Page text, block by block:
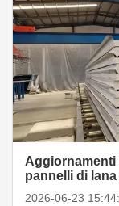
Aggiornamenti
pannelli di
interconnesso
2026-06-23